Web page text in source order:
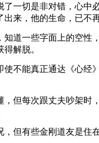
一切是非对错，心
来，他的生命，已不
一些字面上的空性
解脱。
能真正通达《心经
每次跟丈夫吵架时
有些金刚道友是住